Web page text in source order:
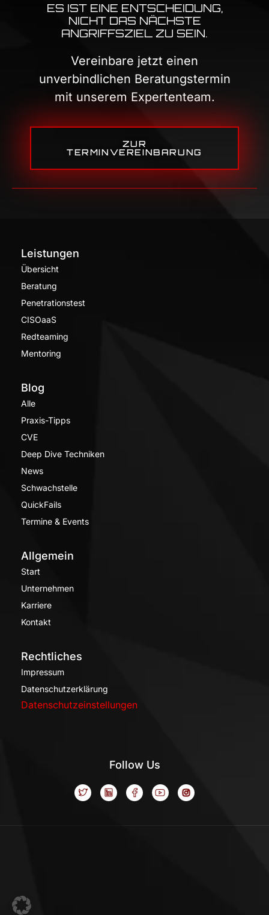
ES IST EINE ENTSCHEIDUNG,
NICHT DAS NÄCHSTE
ANGRIFFSZIEL ZU SEIN.
Vereinbare jetzt einen
unverbindlichen Beratungstermin
mit unserem Expertenteam.
ZUR
TERMINVEREINBARUNG
Leistungen
Übersicht
Beratung
Penetrationstest
CISOaaS
Redteaming
Mentoring
Blog
Alle
Praxis-Tipps
CVE
Deep Dive Techniken
News
Schwachstelle
QuickFails
Termine & Events
Allgemein
Start
Unternehmen
Karriere
Kontakt
Rechtliches
Impressum
Datenschutzerklärung
Datenschutzeinstellungen
Follow Us